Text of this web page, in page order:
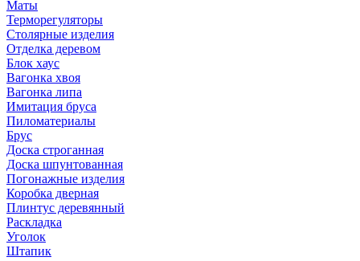
Маты
Терморегуляторы
Столярные изделия
Отделка деревом
Блок хаус
Вагонка хвоя
Вагонка липа
Имитация бруса
Пиломатериалы
Брус
Доска строганная
Доска шпунтованная
Погонажные изделия
Коробка дверная
Плинтус деревянный
Раскладка
Уголок
Штапик